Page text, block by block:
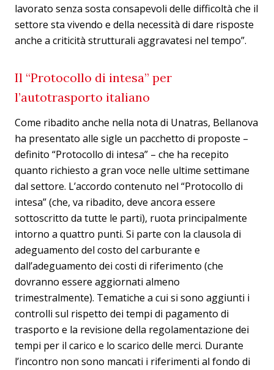
lavorato senza sosta consapevoli delle difficoltà che il
settore sta vivendo e della necessità di dare risposte
anche a criticità strutturali aggravatesi nel tempo”.
Il “Protocollo di intesa” per
l’autotrasporto italiano
Come ribadito anche nella nota di Unatras, Bellanova
ha presentato alle sigle un pacchetto di proposte –
definito “Protocollo di intesa” – che ha recepito
quanto richiesto a gran voce nelle ultime settimane
dal settore. L’accordo contenuto nel “Protocollo di
intesa” (che, va ribadito, deve ancora essere
sottoscritto da tutte le parti), ruota principalmente
intorno a quattro punti. Si parte con la clausola di
adeguamento del costo del carburante e
dall’adeguamento dei costi di riferimento (che
dovranno essere aggiornati almeno
trimestralmente). Tematiche a cui si sono aggiunti i
controlli sul rispetto dei tempi di pagamento di
trasporto e la revisione della regolamentazione dei
tempi per il carico e lo scarico delle merci. Durante
l’incontro non sono mancati i riferimenti al fondo di